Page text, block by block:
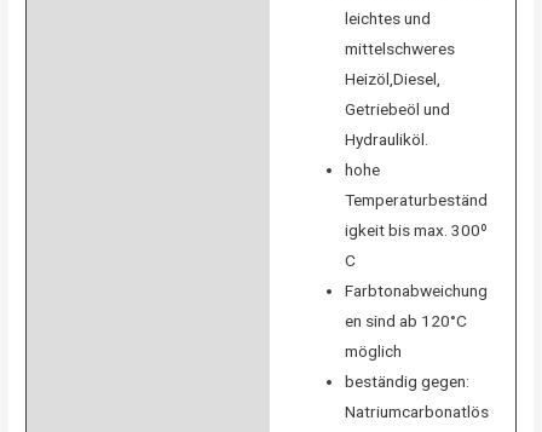
leichtes und
mittelschweres
Heizöl,Diesel,
Getriebeöl und
Hydrauliköl.
hohe
Temperaturbeständ
igkeit bis max. 300º
C
Farbtonabweichung
en sind ab 120°C
möglich
beständig gegen:
Natriumcarbonatlös